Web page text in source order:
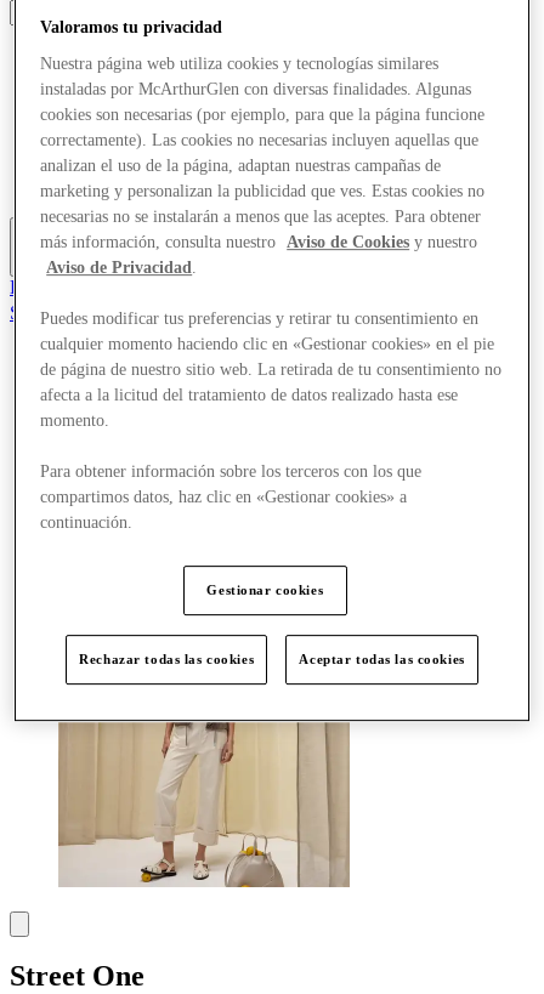
Tiendas
Ofertas
Planifica tu visita
¿Qué pasa?
Comer y beber
Tarjetas regalo
Servicios
Más
El Club
Salvado
Tiendas
Ofertas
Planifica tu visita
Comer y beber
Tarjetas regalo
Servicios
Street One
Valoramos tu privacidad
Nuestra página web utiliza cookies y tecnologías similares
instaladas por McArthurGlen con diversas finalidades. Algunas
cookies son necesarias (por ejemplo, para que la página funcione
correctamente). Las cookies no necesarias incluyen aquellas que
analizan el uso de la página, adaptan nuestras campañas de
marketing y personalizan la publicidad que ves. Estas cookies no
necesarias no se instalarán a menos que las aceptes. Para obtener
más información, consulta nuestro
Aviso de Cookies y nuestro
Aviso de Privacidad.
Puedes modificar tus preferencias y retirar tu consentimiento en
cualquier momento haciendo clic en «Gestionar cookies» en el pie
de página de nuestro sitio web. La retirada de tu consentimiento no
afecta a la licitud del tratamiento de datos realizado hasta ese
momento.
Para obtener información sobre los terceros con los que
compartimos datos, haz clic en «Gestionar cookies» a
continuación.
Gestionar cookies
Rechazar todas las cookies Aceptar todas las cookies